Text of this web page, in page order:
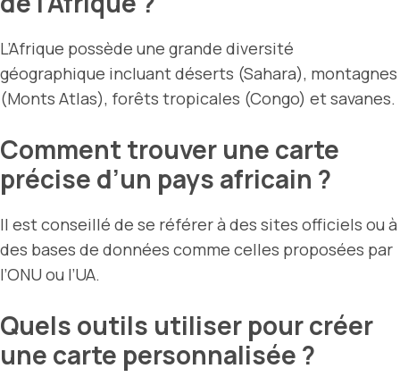
L’Afrique possède une grande diversité
géographique incluant déserts (Sahara), montagnes
(Monts Atlas), forêts tropicales (Congo) et savanes.
Comment trouver une carte
précise d’un pays africain ?
Il est conseillé de se référer à des sites officiels ou à
des bases de données comme celles proposées par
l’ONU ou l’UA.
Quels outils utiliser pour créer
une carte personnalisée ?